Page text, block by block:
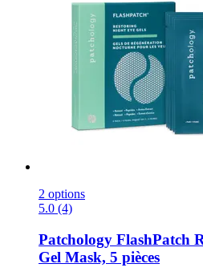
2 options
5.0 (4)
Patchology FlashPatch
Gel Mask, 5 pièces